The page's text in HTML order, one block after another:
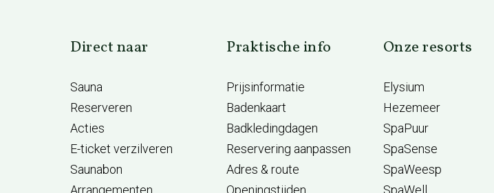
Direct naar
Sauna
Reserveren
Acties
E-ticket verzilveren
Saunabon
Arrangementen
Praktische info
Prijsinformatie
Badenkaart
Badkledingdagen
Reservering aanpassen
Adres & route
Openingstijden
Onze resorts
Elysium
Hezemeer
SpaPuur
SpaSense
SpaWeesp
SpaWell